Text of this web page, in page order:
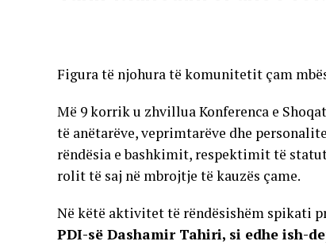
Figura të njohura të komunitetit çam
Më 9 korrik u zhvillua Konferenca e
të anëtarëve, veprimtarëve dhe
rëndësia e bashkimit, respektimit të
rolit të saj në mbrojtje të kauzës çame.
Në këtë aktivitet të rëndësishëm spikati
PDI-së Dashamir Tahiri, si edhe ish-